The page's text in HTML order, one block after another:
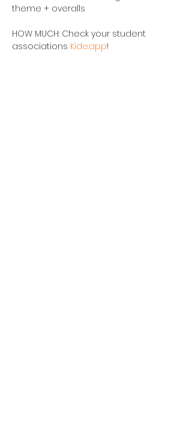
theme + overalls
HOW MUCH: Check your student
associations Kide.app!